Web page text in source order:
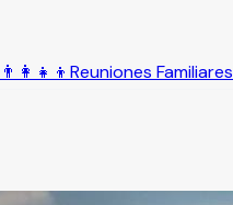
👨‍👩‍👧‍👦 Reuniones Familiares